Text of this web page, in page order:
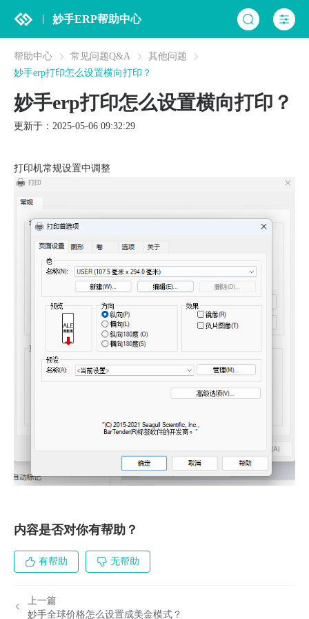
妙手ERP帮助中心
帮助中心 常见问题Q&A
其他问题
妙手erp打印怎么设置横向打印？
妙手erp打印怎么设置横向打印？
更新于：2025-05-06 09:32:29
打印机常规设置中调整
内容是否对你有帮助？
有帮助 无帮助
上一篇
妙手全球价格怎么设置成美金模式？